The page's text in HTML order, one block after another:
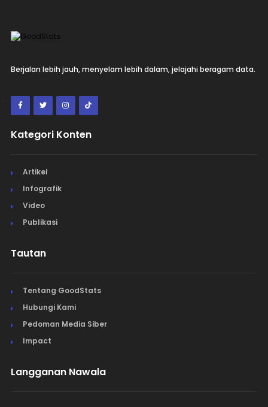
Berjalan lebih jauh, menyelam lebih dalam, jelajahi beragam data.
Kategori Konten
Artikel
Infografik
Video
Publikasi
Tautan
Tentang GoodStats
Hubungi Kami
Pedoman Media Siber
Impact
Langganan Nawala